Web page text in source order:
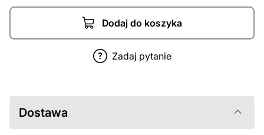
Dodaj do koszyka
Zadaj pytanie
Dostawa